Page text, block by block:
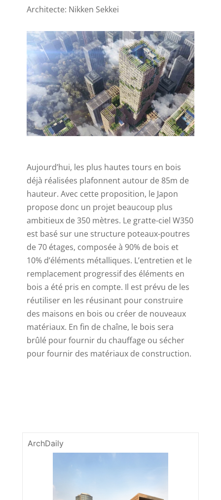
Architecte: Nikken Sekkei
Aujourd’hui, les plus hautes tours en bois
déjà réalisées plafonnent autour de 85m de
hauteur. Avec cette proposition, le Japon
propose donc un projet beaucoup plus
ambitieux de 350 mètres. Le gratte-ciel W350
est basé sur une structure poteaux-poutres
de 70 étages, composée à 90% de bois et
10% d’éléments métalliques. L’entretien et le
remplacement progressif des éléments en
bois a été pris en compte. Il est prévu de les
réutiliser en les réusinant pour construire
des maisons en bois ou créer de nouveaux
matériaux. En fin de chaîne, le bois sera
brûlé pour fournir du chauffage ou sécher
pour fournir des matériaux de construction.
ArchDaily